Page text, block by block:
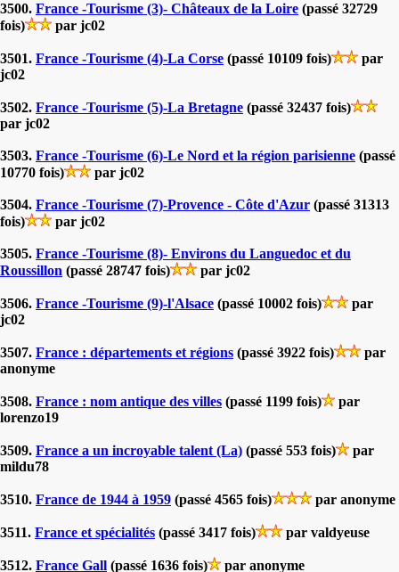
3500. France -Tourisme (3)- Châteaux de la Loire (passé 32729
fois)
par jc02
3501. France -Tourisme (4)-La Corse (passé 10109 fois)
par
jc02
3502. France -Tourisme (5)-La Bretagne (passé 32437 fois)
par jc02
3503. France -Tourisme (6)-Le Nord et la région parisienne (passé
10770 fois)
par jc02
3504. France -Tourisme (7)-Provence - Côte d'Azur (passé 31313
fois)
par jc02
3505. France -Tourisme (8)- Environs du Languedoc et du
Roussillon (passé 28747 fois) par jc02
3506. France -Tourisme (9)-l'Alsace (passé 10002 fois)
par
jc02
3507. France : départements et régions (passé 3922 fois)
par
anonyme
3508. France : nom antique des villes (passé 1199 fois)
par
lorenzo19
3509. France a un incroyable talent (La) (passé 553 fois)
par
mildu78
3510. France de 1944 à 1959 (passé 4565 fois) par anonyme
3511. France et spécialités (passé 3417 fois) par valdyeuse
3512. France Gall (passé 1636 fois) par anonyme